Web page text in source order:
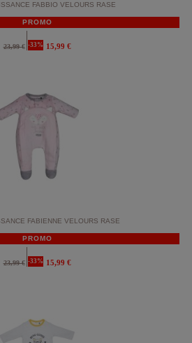
FABBIO VELOURS RASE
PROMO
23,99 € -33% 15,99 €
FABIENNE VELOURS RASE
PROMO
23,99 € -33% 15,99 €